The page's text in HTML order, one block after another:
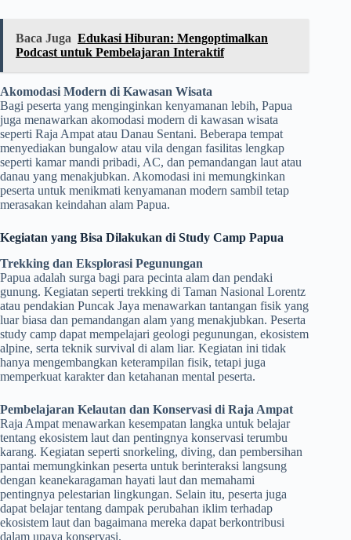
Baca Juga Edukasi Hiburan: Mengoptimalkan
Podcast untuk Pembelajaran Interaktif
Akomodasi Modern di Kawasan Wisata
Bagi peserta yang menginginkan kenyamanan lebih, Papua
juga menawarkan akomodasi modern di kawasan wisata
seperti Raja Ampat atau Danau Sentani. Beberapa tempat
menyediakan bungalow atau vila dengan fasilitas lengkap
seperti kamar mandi pribadi, AC, dan pemandangan laut atau
danau yang menakjubkan. Akomodasi ini memungkinkan
peserta untuk menikmati kenyamanan modern sambil tetap
merasakan keindahan alam Papua.
Kegiatan yang Bisa Dilakukan di Study Camp Papua
Trekking dan Eksplorasi Pegunungan
Papua adalah surga bagi para pecinta alam dan pendaki
gunung. Kegiatan seperti trekking di Taman Nasional Lorentz
atau pendakian Puncak Jaya menawarkan tantangan fisik yang
luar biasa dan pemandangan alam yang menakjubkan. Peserta
study camp dapat mempelajari geologi pegunungan, ekosistem
alpine, serta teknik survival di alam liar. Kegiatan ini tidak
hanya mengembangkan keterampilan fisik, tetapi juga
memperkuat karakter dan ketahanan mental peserta.
Pembelajaran Kelautan dan Konservasi di Raja Ampat
Raja Ampat menawarkan kesempatan langka untuk belajar
tentang ekosistem laut dan pentingnya konservasi terumbu
karang. Kegiatan seperti snorkeling, diving, dan pembersihan
pantai memungkinkan peserta untuk berinteraksi langsung
dengan keanekaragaman hayati laut dan memahami
pentingnya pelestarian lingkungan. Selain itu, peserta juga
dapat belajar tentang dampak perubahan iklim terhadap
ekosistem laut dan bagaimana mereka dapat berkontribusi
dalam upaya konservasi.